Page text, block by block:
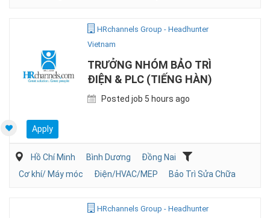
HRchannels Group - Headhunter
Vietnam
TRƯỞNG NHÓM BẢO TRÌ
ĐIỆN & PLC (TIẾNG HÀN)
Posted job 5 hours ago
Apply
Hồ Chí Minh Bình Dương
Đồng Nai
Cơ khí/ Máy móc
Điện/HVAC/MEP Bảo Trì Sửa Chữa
HRchannels Group - Headhunter